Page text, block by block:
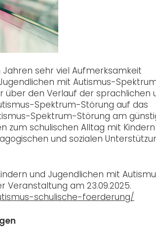
sehr viel Aufmerksamkeit
mit Autismus-
über den Verlauf der sprachlichen
Spektrum-Störung auf das
Spektrum-Störung am
zum schulischen Alltag mit
und sozialen
und Jugendlichen mit
Veranstaltung am 23.09.2025.
schulische-foerderung/